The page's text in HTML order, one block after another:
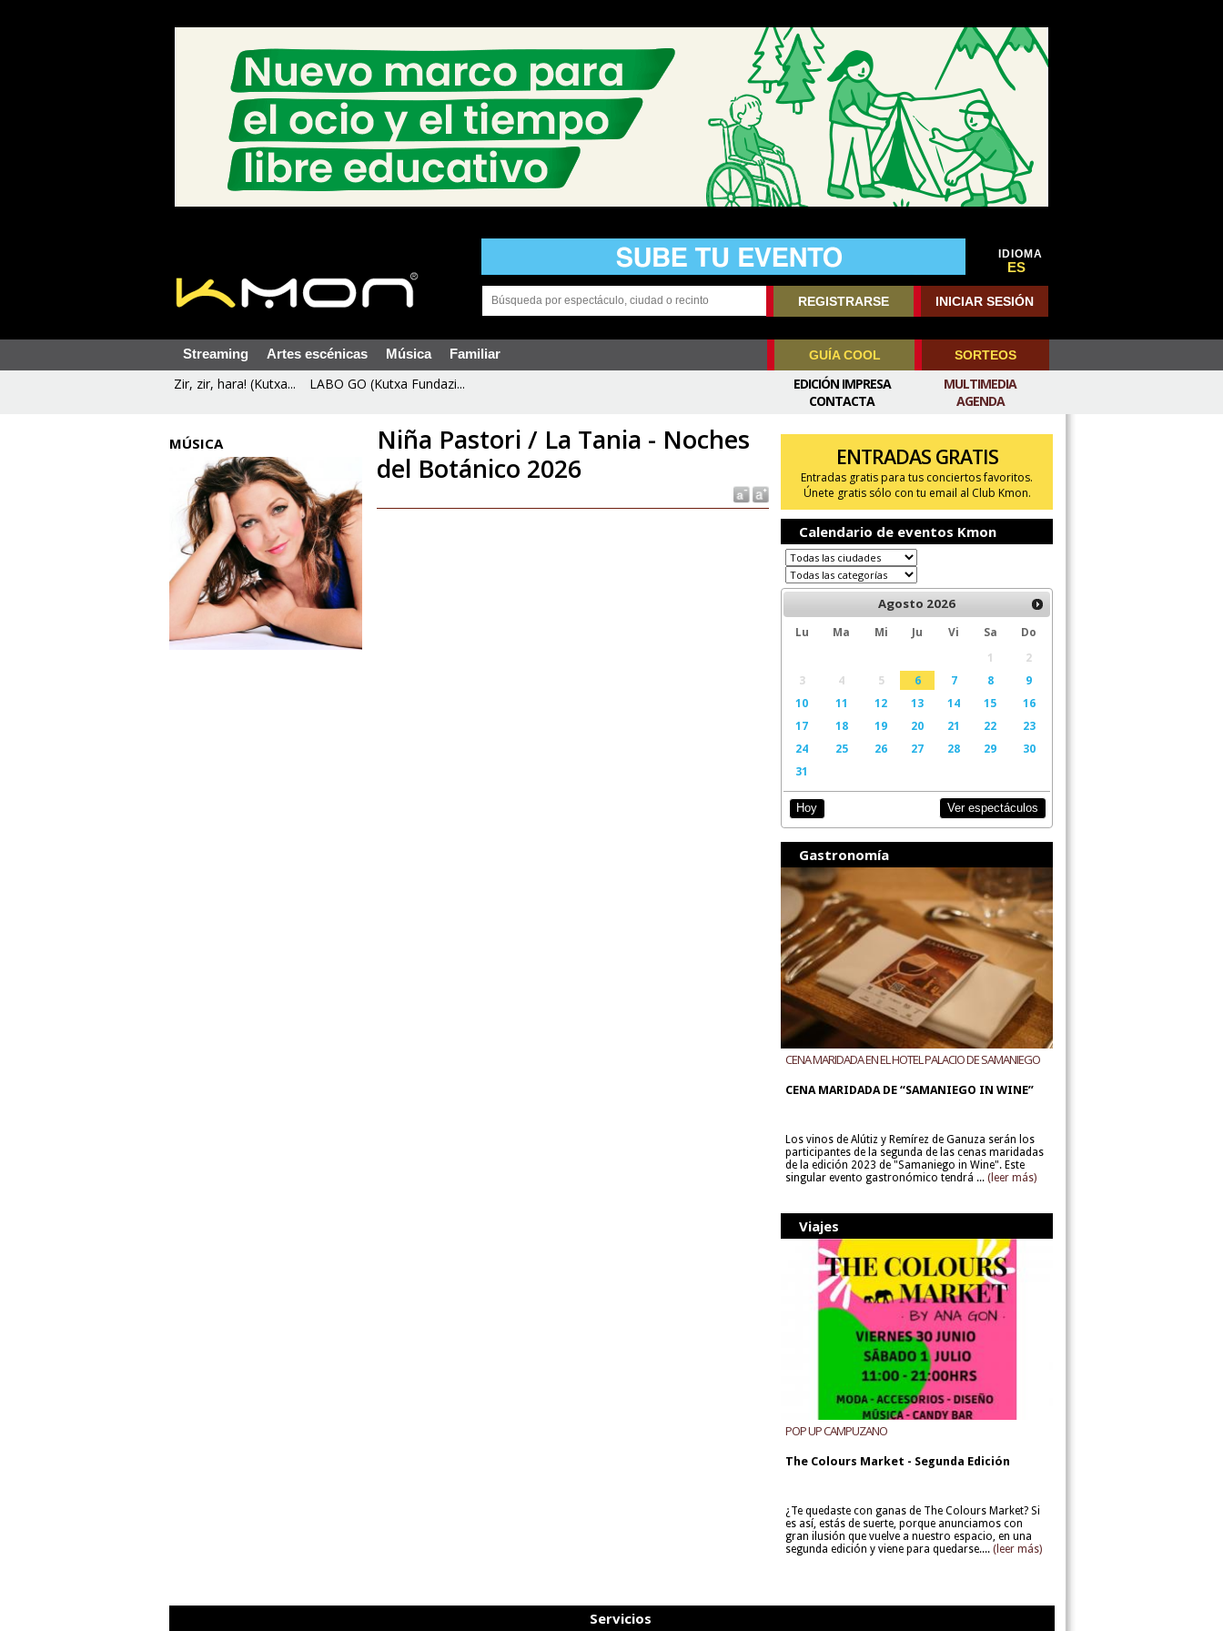
IDIOMA
ES
REGISTRARSE INICIAR SESIÓN
Streaming Artes escénicas Música Familiar GUÍA COOL SORTEOS
Zir, zir, hara! (Kutxa... LABO GO (Kutxa Fundazi...
MULTIMEDIA
AGENDA
EDICIÓN IMPRESA
CONTACTA
MÚSICA
Niña Pastori / La Tania - Noches
del Botánico 2026
ENTRADAS GRATIS
Entradas gratis para tus conciertos favoritos.
Únete gratis sólo con tu email al Club Kmon.
Calendario de eventos Kmon
Agosto 2026
Lu Ma Mi Ju Vi Sa
Do
1
2
3
4 5 6 7 8
9
10
11 12 13 14 15
16
17
18 19 20 21 22
23
24
25 26 27 28 29
30
31
Hoy Ver espectáculos
Gastronomía
CENA MARIDADA EN EL HOTEL PALACIO DE SAMANIEGO
CENA MARIDADA DE “SAMANIEGO IN WINE”
Los vinos de Alútiz y Remírez de Ganuza serán los
participantes de la segunda de las cenas maridadas
de la edición 2023 de "Samaniego in Wine". Este
singular evento gastronómico tendrá ... (leer más)
Viajes
POP UP CAMPUZANO
The Colours Market - Segunda Edición
¿Te quedaste con ganas de The Colours Market? Si
es así, estás de suerte, porque anunciamos con
gran ilusión que vuelve a nuestro espacio, en una
segunda edición y viene para quedarse.... (leer más)
Servicios